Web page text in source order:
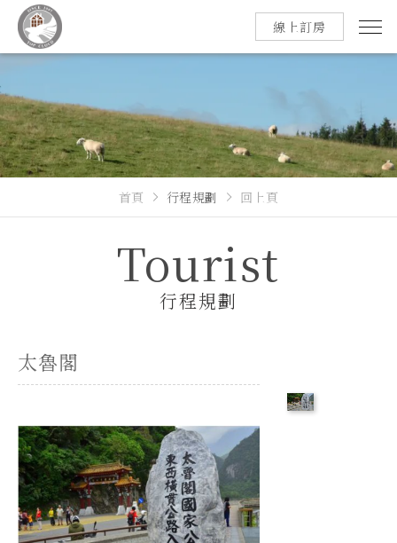
首頁 行程規劃 回上頁
Tourist
行程規劃
太魯閣
線上訂房